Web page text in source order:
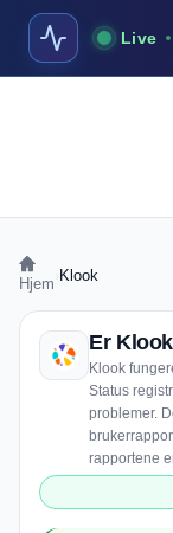
Live
Hjem Klook
Er
Klook
Status
problemer.
rapportene